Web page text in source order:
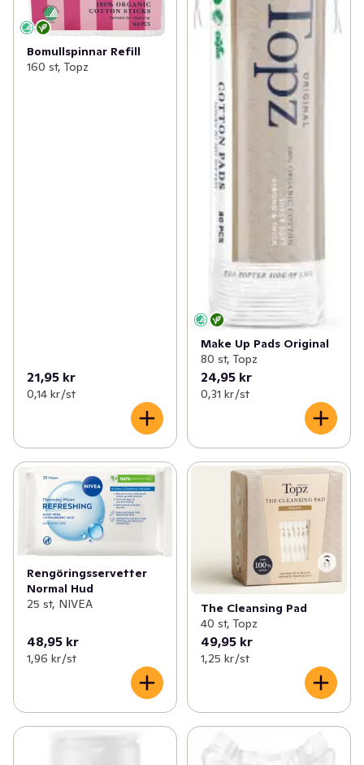
Bomullspinnar Refill
160 st, Topz
21,95 kr
0,14 kr /st
Make Up Pads Original
80 st, Topz
24,95 kr
0,31 kr /st
Rengöringsservetter
Normal Hud
25 st, NIVEA
48,95 kr
1,96 kr /st
The Cleansing Pad
40 st, Topz
49,95 kr
1,25 kr /st